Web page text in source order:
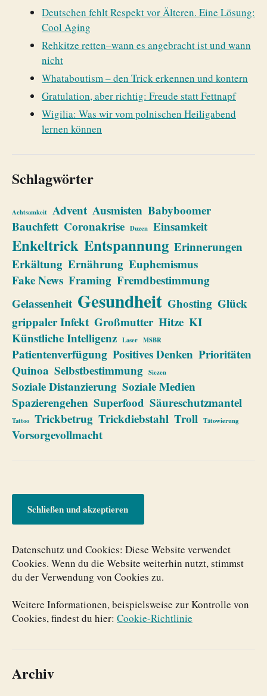
Deutschen fehlt Respekt vor Älteren. Eine Lösung:
Cool Aging
Rehkitze retten–wann es angebracht ist und wann
nicht
Whataboutism – den Trick erkennen und kontern
Gratulation, aber richtig: Freude statt Fettnapf
Wigilia: Was wir vom polnischen Heiligabend
lernen können
Schlagwörter
Achtsamkeit Advent Ausmisten Babyboomer
Bauchfett Coronakrise Duzen Einsamkeit
Enkeltrick Entspannung Erinnerungen
Erkältung Ernährung Euphemismus
Fake News Framing Fremdbestimmung
Gelassenheit Gesundheit Ghosting Glück
grippaler Infekt Großmutter Hitze KI
Künstliche Intelligenz Laser MSBR
Patientenverfügung Positives Denken Prioritäten
Quinoa Selbstbestimmung Siezen
Soziale Distanzierung Soziale Medien
Spazierengehen Superfood Säureschutzmantel
Tattoo Trickbetrug Trickdiebstahl Troll Tätowierung
Vorsorgevollmacht
Datenschutz und Cookies: Diese Website verwendet
Cookies. Wenn du die Website weiterhin nutzt, stimmst
du der Verwendung von Cookies zu.
Weitere Informationen, beispielsweise zur Kontrolle von
Cookies, findest du hier: Cookie-Richtlinie
Archiv